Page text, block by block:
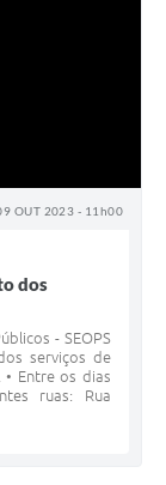
OUT 2023 - 11h00
dos
- SEOPS
serviços de
Entre os dias
ruas: Rua